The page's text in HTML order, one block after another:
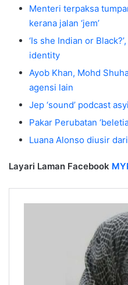
Menteri terpaksa
kerana jalan ‘jem’
‘Is she Indian or
identity
Ayob Khan, Mohd
agensi lain
Jep ‘sound’ podcast
Pakar Perubatan
Luana Alonso diusir
Layari Laman Facebook